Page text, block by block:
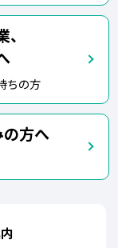
ちの方
の方へ